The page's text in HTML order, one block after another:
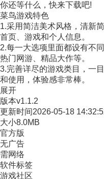
你还等什么，快来下载吧!
菜鸟游戏特色
1.采用简洁美术风格，清新
首页、游戏和个人信息。
2.每一大选项里面都设有不
热门网游、精品大作等。
3.完善详尽的游戏类目，一
和使用，体验感非常棒。
展开
版本v1.1.2
更新时间2026-05-18
大小8.0MB
官方版
无广告
需网络
软件标签
游戏社区